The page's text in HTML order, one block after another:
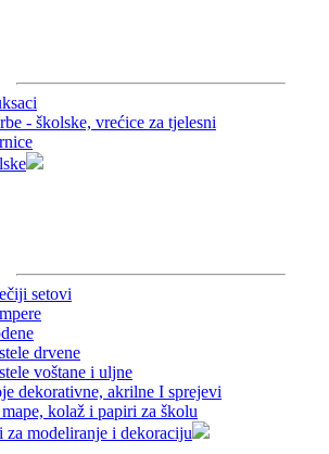
- školske, vrećice za tjelesni
setovi
drvene
voštane i uljne
dekorativne, akrilne I sprejevi
kolaž i papiri za školu
za modeliranje i dekoraciju